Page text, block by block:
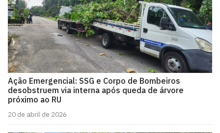
Ação Emergencial: SSG e Corpo de Bombeiros
desobstruem via interna após queda de árvore
próximo ao RU
20 de abril de 2026